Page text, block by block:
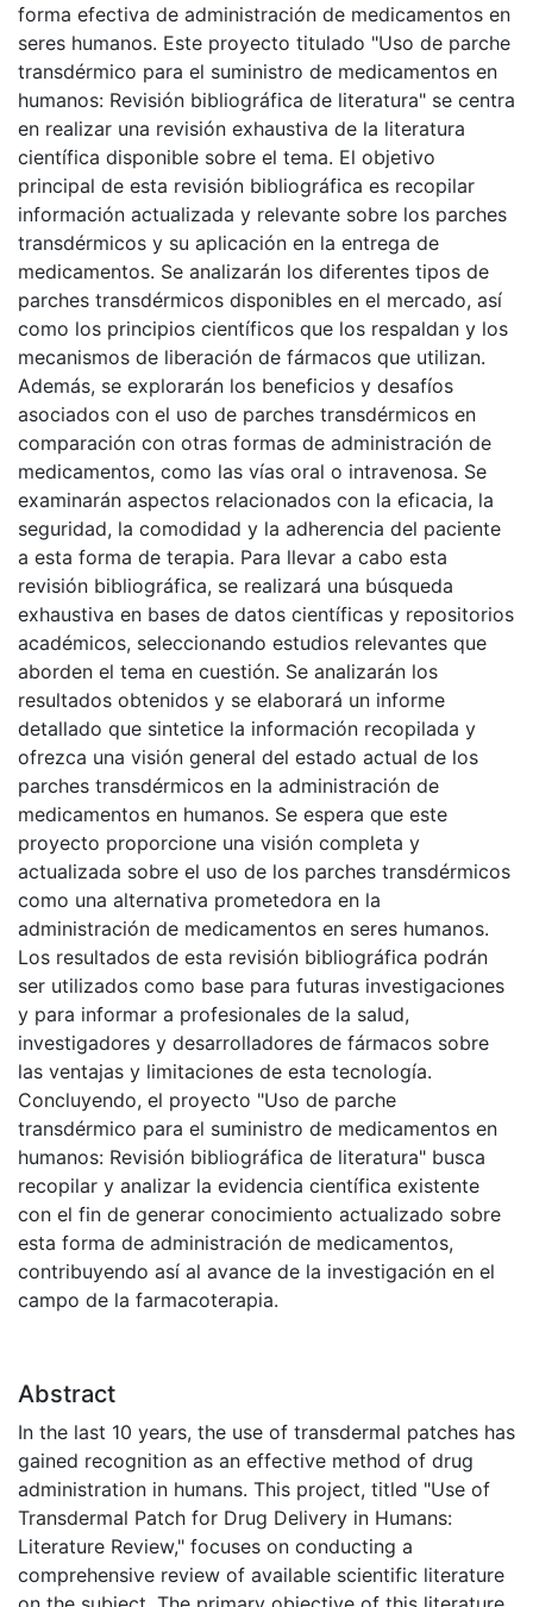
forma efectiva de administración de medicamentos en
seres humanos. Este proyecto titulado "Uso de parche
transdérmico para el suministro de medicamentos en
humanos: Revisión bibliográfica de literatura" se centra
en realizar una revisión exhaustiva de la literatura
científica disponible sobre el tema. El objetivo
principal de esta revisión bibliográfica es recopilar
información actualizada y relevante sobre los parches
transdérmicos y su aplicación en la entrega de
medicamentos. Se analizarán los diferentes tipos de
parches transdérmicos disponibles en el mercado, así
como los principios científicos que los respaldan y los
mecanismos de liberación de fármacos que utilizan.
Además, se explorarán los beneficios y desafíos
asociados con el uso de parches transdérmicos en
comparación con otras formas de administración de
medicamentos, como las vías oral o intravenosa. Se
examinarán aspectos relacionados con la eficacia, la
seguridad, la comodidad y la adherencia del paciente
a esta forma de terapia. Para llevar a cabo esta
revisión bibliográfica, se realizará una búsqueda
exhaustiva en bases de datos científicas y repositorios
académicos, seleccionando estudios relevantes que
aborden el tema en cuestión. Se analizarán los
resultados obtenidos y se elaborará un informe
detallado que sintetice la información recopilada y
ofrezca una visión general del estado actual de los
parches transdérmicos en la administración de
medicamentos en humanos. Se espera que este
proyecto proporcione una visión completa y
actualizada sobre el uso de los parches transdérmicos
como una alternativa prometedora en la
administración de medicamentos en seres humanos.
Los resultados de esta revisión bibliográfica podrán
ser utilizados como base para futuras investigaciones
y para informar a profesionales de la salud,
investigadores y desarrolladores de fármacos sobre
las ventajas y limitaciones de esta tecnología.
Concluyendo, el proyecto "Uso de parche
transdérmico para el suministro de medicamentos en
humanos: Revisión bibliográfica de literatura" busca
recopilar y analizar la evidencia científica existente
con el fin de generar conocimiento actualizado sobre
esta forma de administración de medicamentos,
contribuyendo así al avance de la investigación en el
campo de la farmacoterapia.
Abstract
In the last 10 years, the use of transdermal patches has
gained recognition as an effective method of drug
administration in humans. This project, titled "Use of
Transdermal Patch for Drug Delivery in Humans:
Literature Review," focuses on conducting a
comprehensive review of available scientific literature